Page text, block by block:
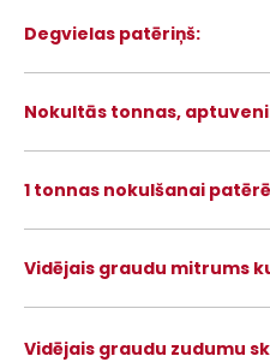
Degvielas patēriņš:
Nokultās tonnas,
1 tonnas nokulšanai
Vidējais graudu mitrums
Vidējais graudu zudumu